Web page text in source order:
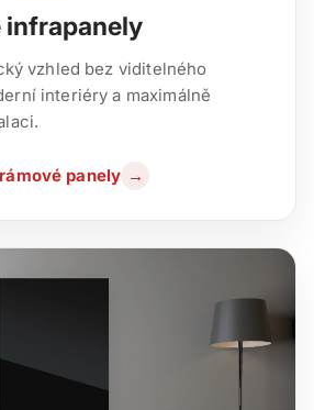
infrapanely
vzhled bez viditelného
interiéry a maximálně
panely →